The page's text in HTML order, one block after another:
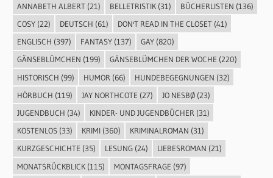
ANNABETH ALBERT(21) BELLETRISTIK(31) BÜCHERLISTEN (136)
COSY(22) DEUTSCH (61) DON'T READ IN THE CLOSET(41)
ENGLISCH (397) FANTASY(137) GAY(820)
GÄNSEBLÜMCHEN (199) GÄNSEBLÜMCHEN DER WOCHE (220)
HISTORISCH (99) HUMOR (66) HUNDEBEGEGNUNGEN (32)
HÖRBUCH (119) JAY NORTHCOTE (27) JO NESBØ(23)
JUGENDBUCH (34) KINDER- UND JUGENDBÜCHER (31)
KOSTENLOS(33) KRIMI(360) KRIMINALROMAN (31)
KURZGESCHICHTE (35) LESUNG(24) LIEBESROMAN (21)
MONATSRÜCKBLICK(115) MONTAGSFRAGE (97)